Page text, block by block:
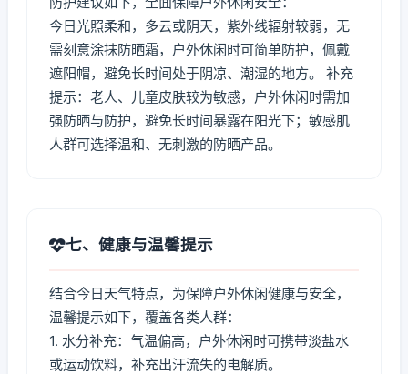
今日光照柔和，多云或阴天，紫外线辐射较弱，无
需刻意涂抹防晒霜，户外休闲时可简单防护，佩戴
遮阳帽，避免长时间处于阴凉、潮湿的地方。 补充
提示：老人、儿童皮肤较为敏感，户外休闲时需加
强防晒与防护，避免长时间暴露在阳光下；敏感肌
人群可选择温和、无刺激的防晒产品。
七、健康与温馨提示
结合今日天气特点，为保障户外休闲健康与安全，
温馨提示如下，覆盖各类人群：
1. 水分补充：气温偏高，户外休闲时可携带淡盐水
或运动饮料，补充出汗流失的电解质。